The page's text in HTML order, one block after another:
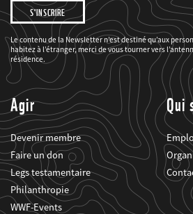
Je
souhaite
être
informé(e)
des
projets
du
WWF.
Le contenu de la Newsletter n’est destiné qu’aux
habitez à l’étranger, merci de vous tourner vers
résidence.
Agir
Devenir membre
Faire un don
Legs testamentaire
Philanthropie
WWF-Events
Qui